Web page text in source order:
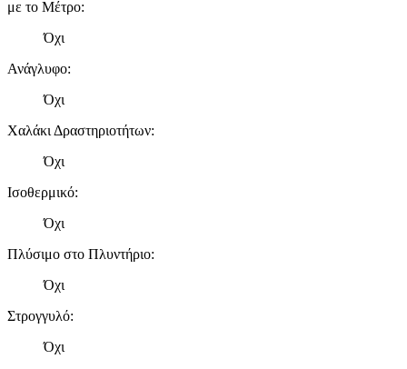
με το Μέτρο:
Όχι
Ανάγλυφο:
Όχι
Χαλάκι Δραστηριοτήτων:
Όχι
Ισοθερμικό:
Όχι
Πλύσιμο στο Πλυντήριο:
Όχι
Στρογγυλό:
Όχι